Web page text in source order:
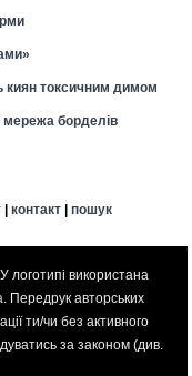
киян токсичним димом
мережа борделів
| контакт| пошук
логотипі використана
. Передрук авторських
ти/чи без активного
за законом (див.